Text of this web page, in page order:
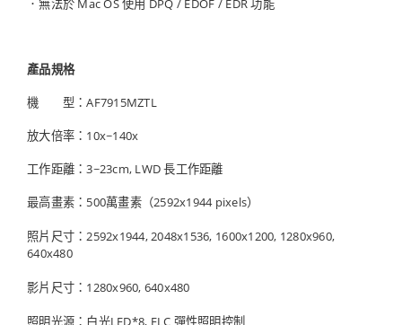
．無法於 Mac OS 使用 DPQ / EDOF / EDR 功能
產品規格
機 型：AF7915MZTL
放大倍率：10x~140x
工作距離：3~23cm, LWD 長工作距離
最高畫素：500萬畫素（2592x1944 pixels）
照片尺寸：2592x1944, 2048x1536, 1600x1200, 1280x960,
640x480
影片尺寸：1280x960, 640x480
照明光源：白光LED*8, FLC 彈性照明控制